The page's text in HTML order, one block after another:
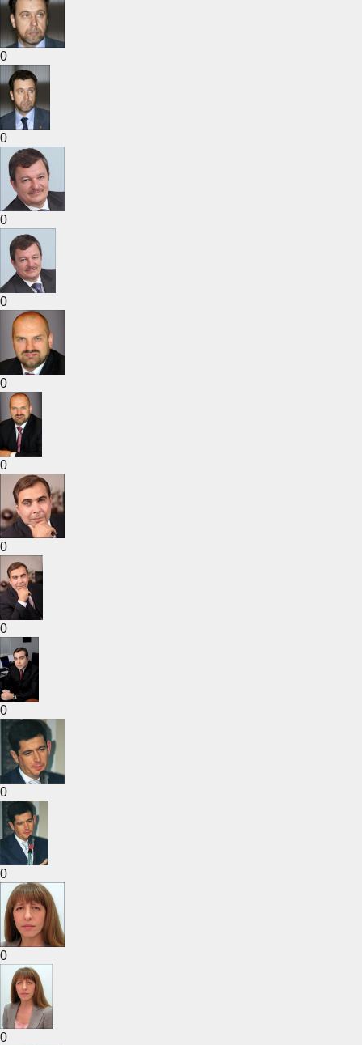
0
0
0
0
0
0
0
0
0
0
0
0
0